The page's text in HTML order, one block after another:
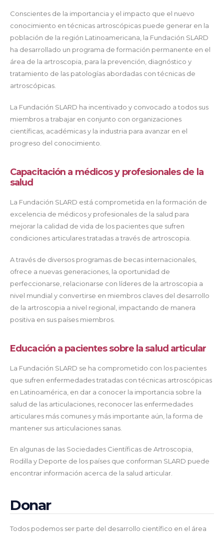
Conscientes de la importancia y el impacto que el nuevo
conocimiento en técnicas artroscópicas puede generar en la
población de la región Latinoamericana, la Fundación SLARD
ha desarrollado un programa de formación permanente en el
área de la artroscopia, para la prevención, diagnóstico y
tratamiento de las patologías abordadas con técnicas de
artroscópicas.
La Fundación SLARD ha incentivado y convocado a todos sus
miembros a trabajar en conjunto con organizaciones
científicas, académicas y la industria para avanzar en el
progreso del conocimiento.
Capacitación a médicos y profesionales de la
salud
La Fundación SLARD está comprometida en la formación de
excelencia de médicos y profesionales de la salud para
mejorar la calidad de vida de los pacientes que sufren
condiciones articulares tratadas a través de artroscopia.
A través de diversos programas de becas internacionales,
ofrece a nuevas generaciones, la oportunidad de
perfeccionarse, relacionarse con líderes de la artroscopia a
nivel mundial y convertirse en miembros claves del desarrollo
de la artroscopia a nivel regional, impactando de manera
positiva en sus países miembros.
Educación a pacientes sobre la salud articular
La Fundación SLARD se ha comprometido con los pacientes
que sufren enfermedades tratadas con técnicas artroscópicas
en Latinoamérica, en dar a conocer la importancia sobre la
salud de las articulaciones, reconocer las enfermedades
articulares más comunes y más importante aún, la forma de
mantener sus articulaciones sanas.
En algunas de las Sociedades Científicas de Artroscopia,
Rodilla y Deporte de los países que conforman SLARD puede
encontrar información acerca de la salud articular.
Donar
Todos podemos ser parte del desarrollo científico en el área